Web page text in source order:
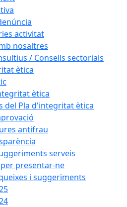
activitat
nosaltres
/ Consells sectorials
ètica
ètica
del Pla d'integritat ètica
antifrau
serveis
presentar-ne
i suggeriments